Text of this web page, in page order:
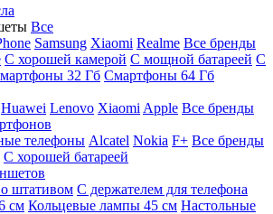
Все
Samsung Xiaomi Realme Все бренды
С хорошей камерой С мощной батареей С
32 Гб Смартфоны 64 Гб
Huawei Lenovo Xiaomi Apple Все бренды
телефоны Alcatel Nokia F+ Все бренды
С хорошей батареей
штативом C держателем для телефона
см Кольцевые лампы 45 см Настольные